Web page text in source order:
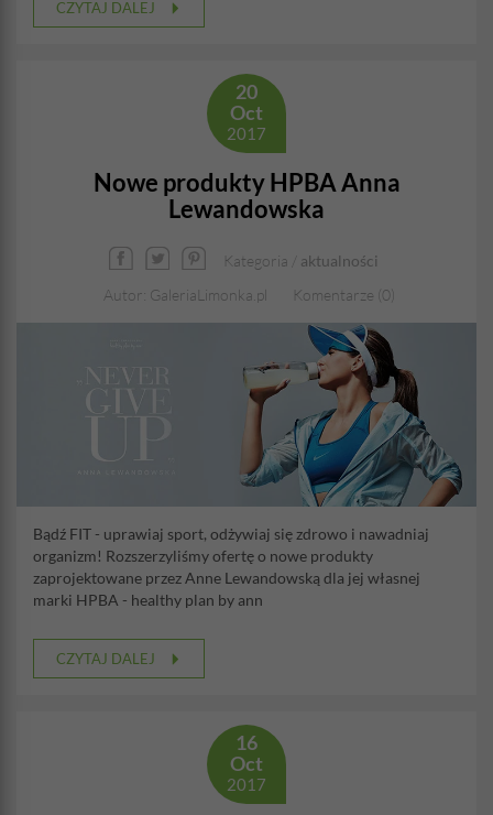
CZYTAJ DALEJ
20
Oct
2017
Nowe produkty HPBA Anna
Lewandowska
Kategoria / aktualności
Autor: GaleriaLimonka.pl
Komentarze (0)
Bądź FIT - uprawiaj sport, odżywiaj się zdrowo i nawadniaj
organizm! Rozszerzyliśmy ofertę o nowe produkty
zaprojektowane przez Anne Lewandowską dla jej własnej
marki HPBA - healthy plan by ann
CZYTAJ DALEJ
16
Oct
2017